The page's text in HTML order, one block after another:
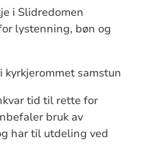
i Slidredomen
lystenning, bøn og
samstun
tid til rette for
bruk av
har til utdeling ved